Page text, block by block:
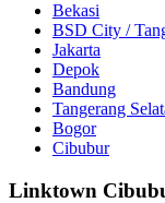
Bekasi
BSD City /
Jakarta
Depok
Bandung
Tangerang
Bogor
Cibubur
Linktown